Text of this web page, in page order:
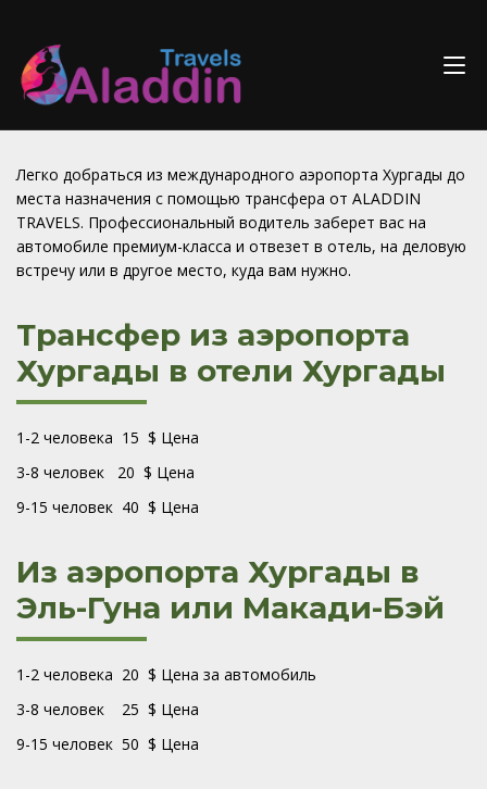
content
Легко добраться из международного аэропорта Хургады до
места назначения с помощью трансфера от ALADDIN
TRAVELS. Профессиональный водитель заберет вас на
автомобиле премиум-класса и отвезет в отель, на деловую
встречу или в другое место, куда вам нужно.
Трансфер из аэропорта
Хургады в отели Хургады
1-2 человека 15 $ Цена
3-8 человек 20 $ Цена
9-15 человек 40 $ Цена
Из аэропорта Хургады в
Эль-Гуна или Макади-Бэй
1-2 человека 20 $ Цена за автомобиль
3-8 человек 25 $ Цена
9-15 человек 50 $ Цена